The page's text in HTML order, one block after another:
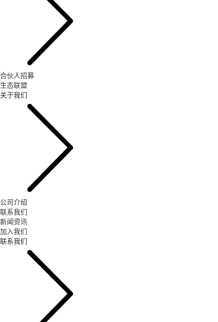
合伙人招募
生态联盟
关于我们
公司介绍
联系我们
新闻资讯
加入我们
联系我们